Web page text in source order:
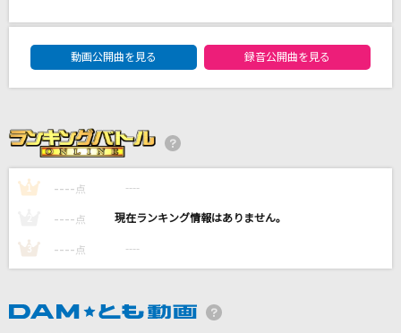
BLUE
BIGBANG
クスシキ
Mrs. GREEN APPLE
もっと見る
DAM★ともボーカルエントリーランキング
動画公開曲を見る
録音公開曲を見る
1 ---- 点 ----
---- 点 ----
3 ---- 点 ----